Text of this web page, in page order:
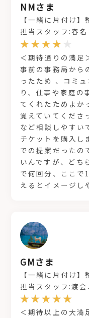
NMさま
【一緒に片付け
担当スタッフ:春名
＜期待通りの満足
事前の事務局から
ったため 、コミ
り、仕事や家庭の
てくれたためよか
覚えていてくださ
など相談しやすい
チケットを購入し
での提案だったの
いんですが、どち
で何回分、ここで
えるとイメージし
GMさま
【一緒に片付け
担当スタッフ:渡会
＜期待以上の大満